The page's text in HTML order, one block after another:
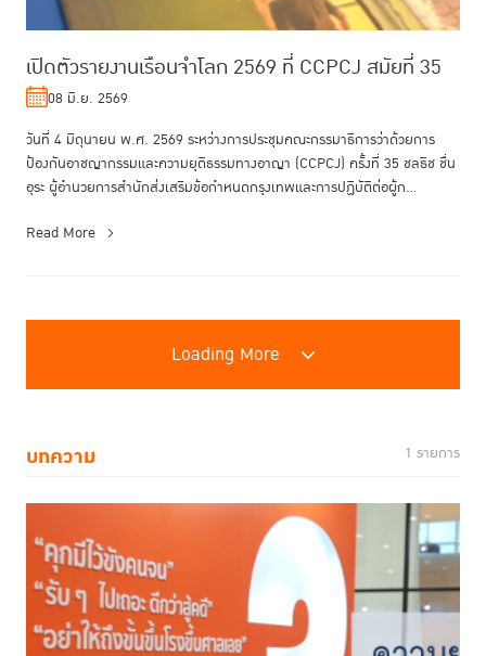
เปิดตัวรายงานเรือนจำโลก 2569 ที่ CCPCJ สมัยที่ 35
08 มิ.ย. 2569
วันที่ 4 มิถุนายน พ.ศ. 2569 ระหว่างการประชุมคณะกรรมาธิการว่าด้วยการ
ป้องกันอาชญากรรมและความยุติธรรมทางอาญา (CCPCJ) ครั้งที่ 35 ชลธิช ชื่น
อุระ ผู้อำนวยการสำนักส่งเสริมข้อกำหนดกรุงเทพและการปฏิบัติต่อผู้ก...
Read More
Loading More
บทความ 1 รายการ